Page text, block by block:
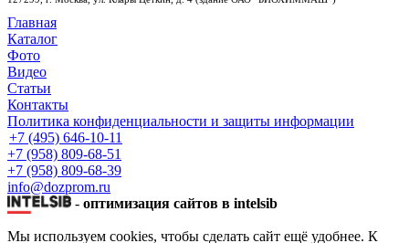
Главная
Каталог
Фото
Видео
Статьи
Контакты
Политика конфиденциальности и защиты информации
+7 (495) 646-10-11
+7 (958) 809-68-51
+7 (958) 809-68-39
info@dozprom.ru
- оптимизация сайтов в intelsib
Мы используем cookies, чтобы сделать сайт ещё удобнее. К